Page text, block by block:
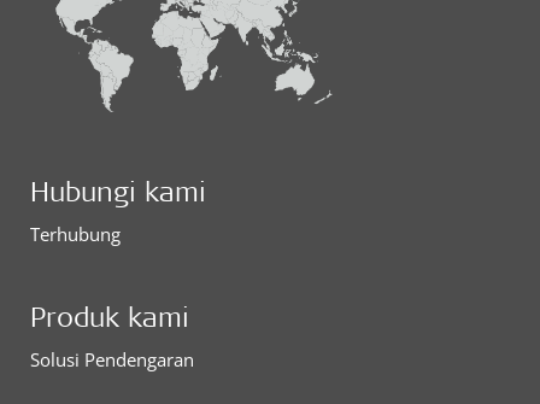
Hubungi kami
Terhubung
Produk kami
Solusi Pendengaran